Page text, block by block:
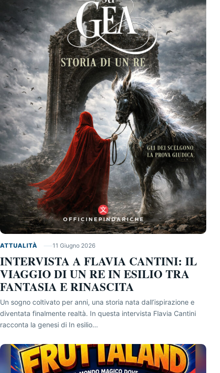
ATTUALITÀ 11 Giugno 2026
INTERVISTA A FLAVIA CANTINI: IL
VIAGGIO DI UN RE IN ESILIO TRA
FANTASIA E RINASCITA
Un sogno coltivato per anni, una storia nata dall’ispirazione e
diventata finalmente realtà. In questa intervista Flavia Cantini
racconta la genesi di In esilio…